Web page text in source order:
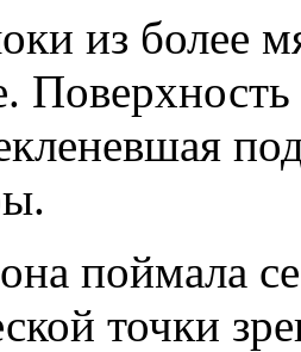
из более
поймала
точки